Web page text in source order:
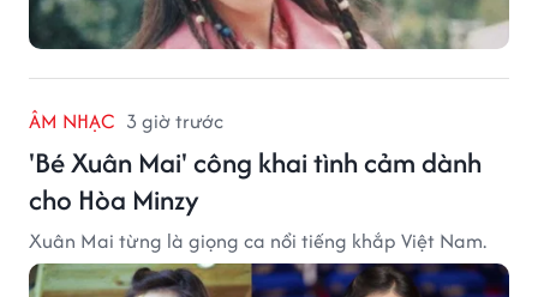
ÂM NHẠC 3 giờ trước
'Bé Xuân Mai' công khai tình cảm dành
cho Hòa Minzy
Xuân Mai từng là giọng ca nổi tiếng khắp Việt Nam.